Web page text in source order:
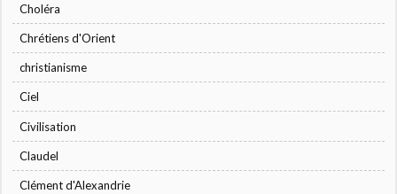
Choléra
Chrétiens d'Orient
christianisme
Ciel
Civilisation
Claudel
Clément d'Alexandrie